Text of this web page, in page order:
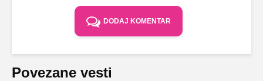
DODAJ KOMENTAR
Povezane vesti